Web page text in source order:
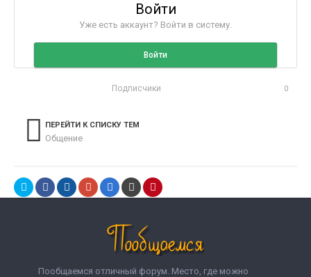
Войти
Уже есть аккаунт? Войти в систему.
Войти
Подписчики 0
ПЕРЕЙТИ К СПИСКУ ТЕМ
Общение
Пообщаемся отличный форум. Место, где можно